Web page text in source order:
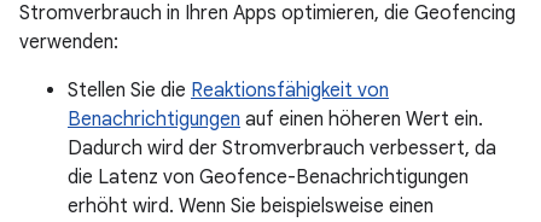
Stromverbrauch in Ihren Apps optimieren, die Geofencing
verwenden:
Stellen Sie die Reaktionsfähigkeit von
Benachrichtigungen auf einen höheren Wert ein.
Dadurch wird der Stromverbrauch verbessert, da
die Latenz von Geofence-Benachrichtigungen
erhöht wird. Wenn Sie beispielsweise einen